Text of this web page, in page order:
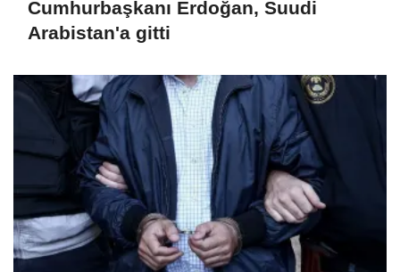
Cumhurbaşkanı Erdoğan, Suudi
Arabistan'a gitti